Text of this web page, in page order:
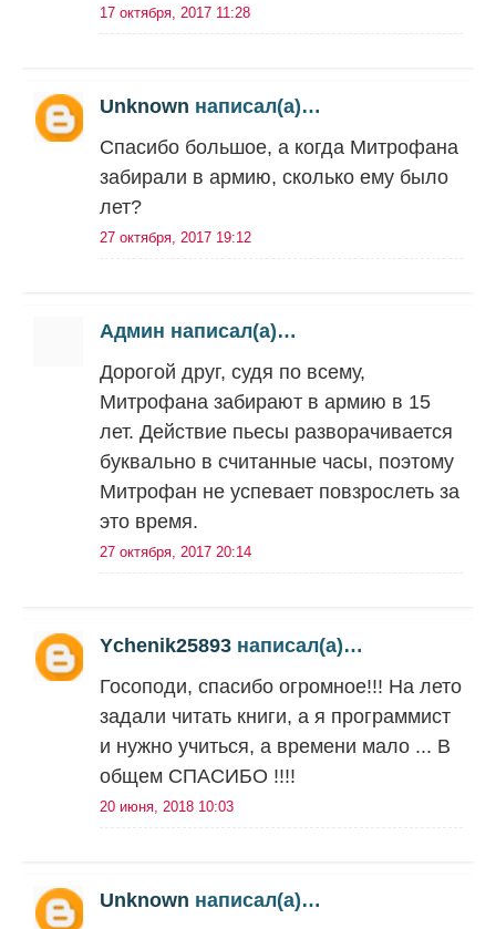
17 октября, 2017 11:28
Unknown написал(а)…
Спасибо большое, а когда Митрофана
забирали в армию, сколько ему было
лет?
27 октября, 2017 19:12
Админ написал(а)…
Дорогой друг, судя по всему,
Митрофана забирают в армию в 15
лет. Действие пьесы разворачивается
буквально в считанные часы, поэтому
Митрофан не успевает повзрослеть за
это время.
27 октября, 2017 20:14
Ychenik25893 написал(а)…
Госоподи, спасибо огромное!!! На лето
задали читать книги, а я программист
и нужно учиться, а времени мало ... В
общем СПАСИБО !!!!
20 июня, 2018 10:03
Unknown написал(а)…